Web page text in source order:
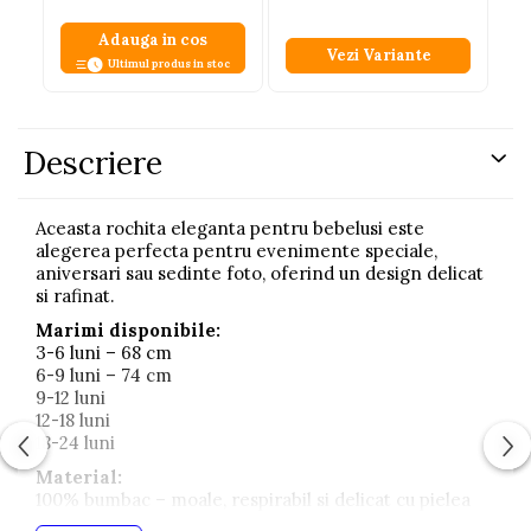
Adauga in cos
Ultimul produs in stoc Vezi Variante
Descriere
Aceasta rochita eleganta pentru bebelusi este
alegerea perfecta pentru evenimente speciale,
aniversari sau sedinte foto, oferind un design delicat
si rafinat.
Marimi disponibile:
3-6 luni – 68 cm
6-9 luni – 74 cm
9-12 luni
12-18 luni
18-24 luni
Material:
100% bumbac – moale, respirabil si delicat cu pielea
sensibila a copilului